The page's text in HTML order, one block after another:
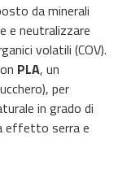
da minerali
e neutralizzare
volatili (COV).
PLA, un
per
in grado di
effetto serra e